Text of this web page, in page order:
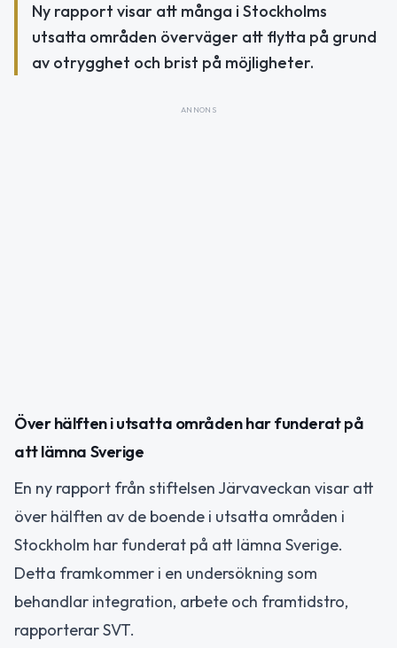
Ny rapport visar att många i Stockholms
utsatta områden överväger att flytta på grund
av otrygghet och brist på möjligheter.
ANNONS
Över hälften i utsatta områden har funderat på
att lämna Sverige
En ny rapport från stiftelsen Järvaveckan visar att
över hälften av de boende i utsatta områden i
Stockholm har funderat på att lämna Sverige.
Detta framkommer i en undersökning som
behandlar integration, arbete och framtidstro,
rapporterar SVT.